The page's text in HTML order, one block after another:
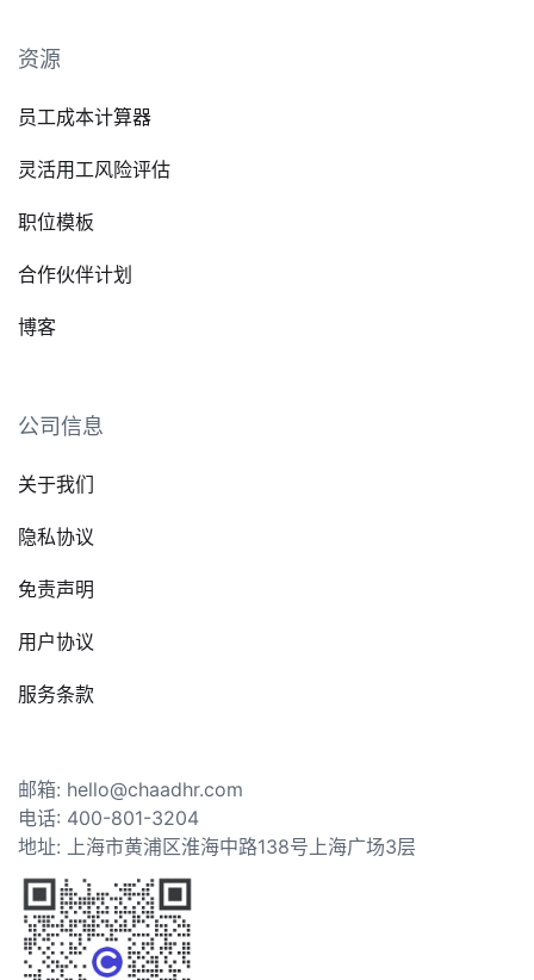
资源
员工成本计算器
灵活用工风险评估
职位模板
合作伙伴计划
博客
公司信息
关于我们
隐私协议
免责声明
用户协议
服务条款
邮箱: hello@chaadhr.com
电话: 400-801-3204
地址: 上海市黄浦区淮海中路138号上海广场3层